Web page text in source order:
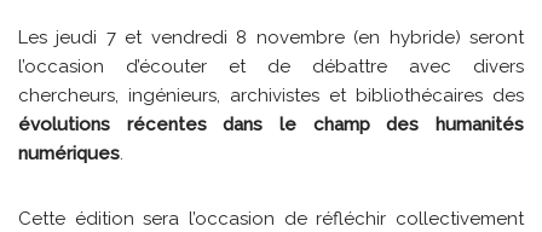
Les jeudi 7 et vendredi 8 novembre (en hybride) seront
l’occasion d’écouter et de débattre avec divers
chercheurs, ingénieurs, archivistes et bibliothécaires des
évolutions récentes dans le champ des humanités
numériques.
Cette édition sera l’occasion de réfléchir collectivement